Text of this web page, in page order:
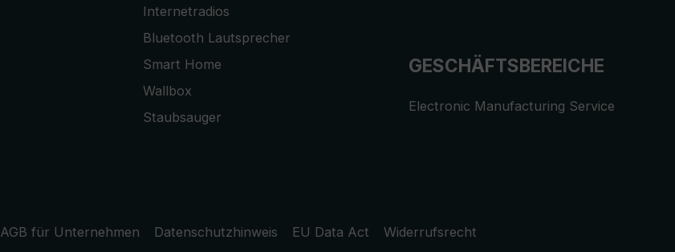
Internetradios
Bluetooth Lautsprecher
Smart Home
Wallbox
Staubsauger
GESCHÄFTSBEREICHE
Electronic Manufacturing Service
AGB für Unternehmen Datenschutzhinweis EU Data Act
Widerrufsrecht